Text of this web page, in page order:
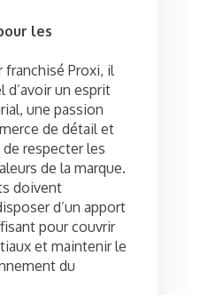
les
franchisé Proxi, il
d’avoir un esprit
une passion
de détail et
respecter les
de la marque.
doivent
d’un apport
pour couvrir
et maintenir le
du